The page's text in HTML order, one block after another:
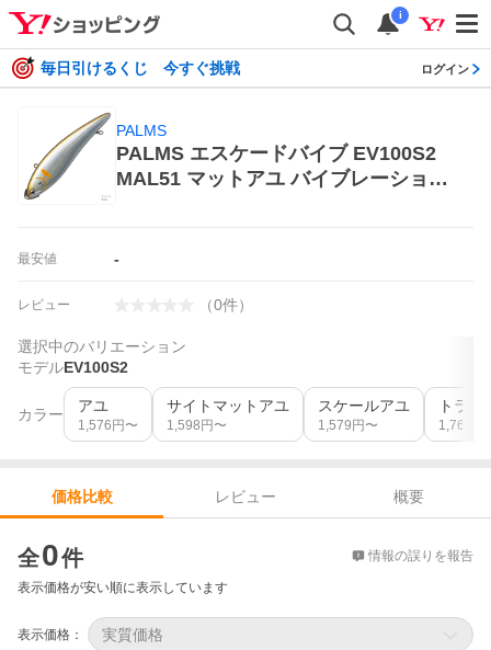
i
毎日引けるくじ 今すぐ挑戦 ログイン
PALMS
PALMS エスケードバイブ EV100S2
MAL51 マットアユ バイブレーション
最安値 -
レビュー （0件）
選択中のバリエーション
モデルEV100S2
カラー アユ
1,576 円〜
サイトマットアユ
1,598 円〜
スケールアユ
1,579 円〜
トラ
1,765
価格比較 レビュー
概要
全0件 情報の誤りを報告
表示価格が安い順に表示しています
表示価格： 実質価格